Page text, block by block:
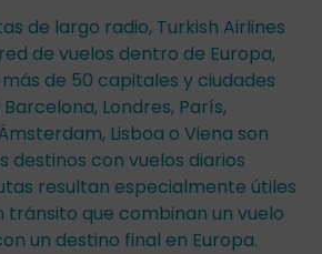
de largo radio, Turkish Airlines
de vuelos dentro de Europa,
de 50 capitales y ciudades
Londres, París,
Lisboa o Viena son
destinos con vuelos diarios
resultan especialmente útiles
tránsito que combinan un vuelo
un destino final en Europa.